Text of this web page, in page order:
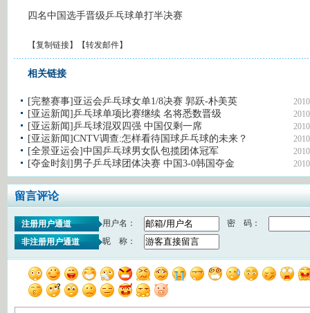
四名中国选手晋级乒乓球单打半决赛
【复制链接】【转发邮件】
相关链接
[完整赛事]亚运会乒乓球女单1/8决赛 郭跃-朴美英
[亚运新闻]乒乓球单项比赛继续 名将悉数晋级
[亚运新闻]乒乓球混双四强 中国仅剩一席
[亚运新闻]CNTV调查:怎样看待国球乒乓球的未来？
[全景亚运会]中国乒乓球男女队包揽团体冠军
[夺金时刻]男子乒乓球团体决赛 中国3-0韩国夺金
留言评论
注册用户通道 用户名：
密 码：
非注册用户通道
昵 称：